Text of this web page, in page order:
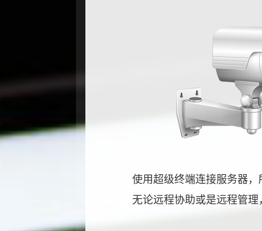
使用超级终端连接服务器
无论远程协助或是远程管